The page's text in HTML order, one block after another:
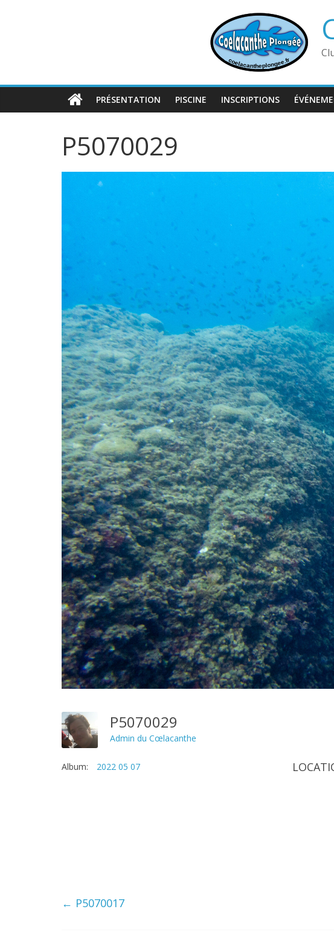
PRÉSENTATION PISCINE INSCRIPTIONS
P5070029
P5070029
Admin du Cœlacanthe
Album: 2022 05 07
← P5070017